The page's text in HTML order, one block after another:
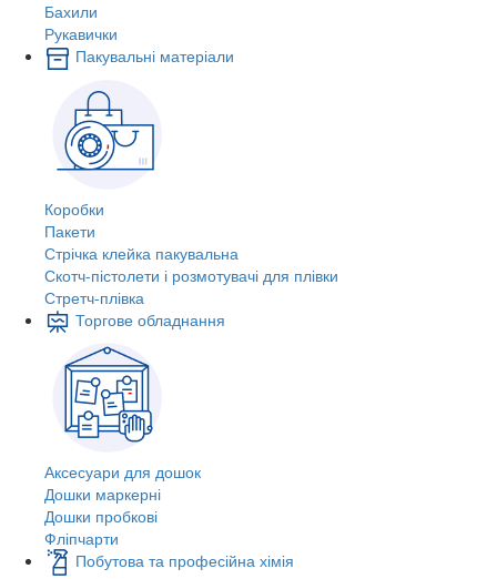
Бахили
Рукавички
Пакувальні матеріали
Коробки
Пакети
Стрічка клейка пакувальна
Скотч-пістолети і розмотувачі для плівки
Стретч-плівка
Торгове обладнання
Аксесуари для дошок
Дошки маркерні
Дошки пробкові
Фліпчарти
Побутова та професійна хімія